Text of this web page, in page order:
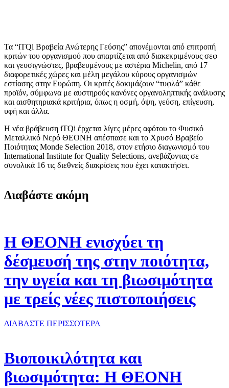
Τα “iTQi Βραβεία Ανώτερης Γεύσης” απονέμονται από επιτροπή
κριτών του οργανισμού που απαρτίζεται από διακεκριμένους σεφ
και γευσιγνώστες, βραβευμένους με αστέρια Michelin, από 17
διαφορετικές χώρες και μέλη μεγάλου κύρους οργανισμών
εστίασης στην Ευρώπη. Οι κριτές δοκιμάζουν “τυφλά” κάθε
προϊόν, σύμφωνα με αυστηρούς κανόνες οργανοληπτικής ανάλυσης
και αισθητηριακά κριτήρια, όπως η οσμή, όψη, γεύση, επίγευση,
υφή και άλλα.
Η νέα βράβευση iTQi έρχεται λίγες μέρες αφότου το Φυσικό
Μεταλλικό Νερό ΘΕΟΝΗ απέσπασε και το Χρυσό Βραβείο
Ποιότητας Monde Selection 2018, στον ετήσιο διαγωνισμό του
International Institute for Quality Selections, ανεβάζοντας σε
συνολικά 16 τις διεθνείς διακρίσεις που έχει κατακτήσει.
Διαβάστε ακόμη
Η ΘΕΟΝΗ ενισχύει τη
δέσμευσή της στην ποιότητα,
την υγεία και τη βιωσιμότητα
με τρείς νέες πιστοποιήσεις
ΔΙΑΒΑΣΤΕ ΠΕΡΙΣΣΟΤΕΡΑ
Βιοποικιλότητα και
βιωσιμότητα: Η ΘΕΟΝΗ